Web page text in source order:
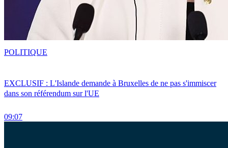
EXCLUSIF : L'Islande demande à Bruxelles de ne pas s'immiscer
dans son référendum sur l'UE
09:07
POLITIQUE